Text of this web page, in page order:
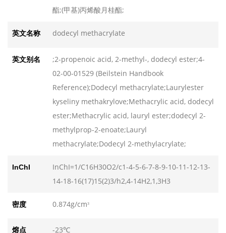
酯;(甲基)丙烯酸月桂酯;
英文名称 dodecyl methacrylate
英文别名
;2-propenoic acid, 2-methyl-, dodecyl ester;4-
02-00-01529 (Beilstein Handbook
Reference);Dodecyl methacrylate;Laurylester
kyseliny methakrylove;Methacrylic acid, dodecyl
ester;Methacrylic acid, lauryl ester;dodecyl 2-
methylprop-2-enoate;Lauryl
methacrylate;Dodecyl 2-methylacrylate;
InChI
InChI=1/C16H30O2/c1-4-5-6-7-8-9-10-11-12-13-
14-18-16(17)15(2)3/h2,4-14H2,1,3H3
密度 0.874g/cm3
熔点 -23℃
布日期：2026-08-05
布日期：2026-08-05
布日期：2026-08-05
布日期：2026-08-05
胡椒环
发布日期：2026-08-05
对苯二甲醚
发布日期：2026-08-05
磷酸二苄酯
发布日期：2026-08-05